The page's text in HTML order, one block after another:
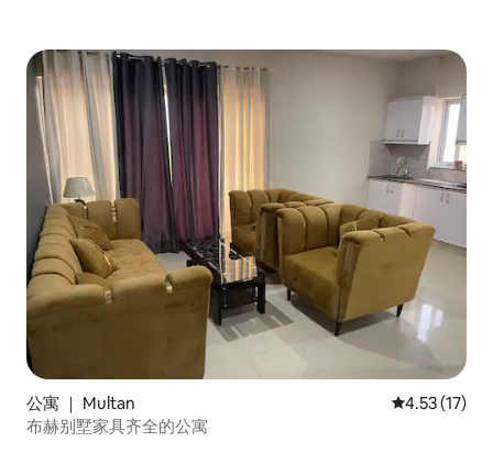
公寓 ｜ Multan 平均评分
4.53 (17)
布赫别墅家具齐全的公寓